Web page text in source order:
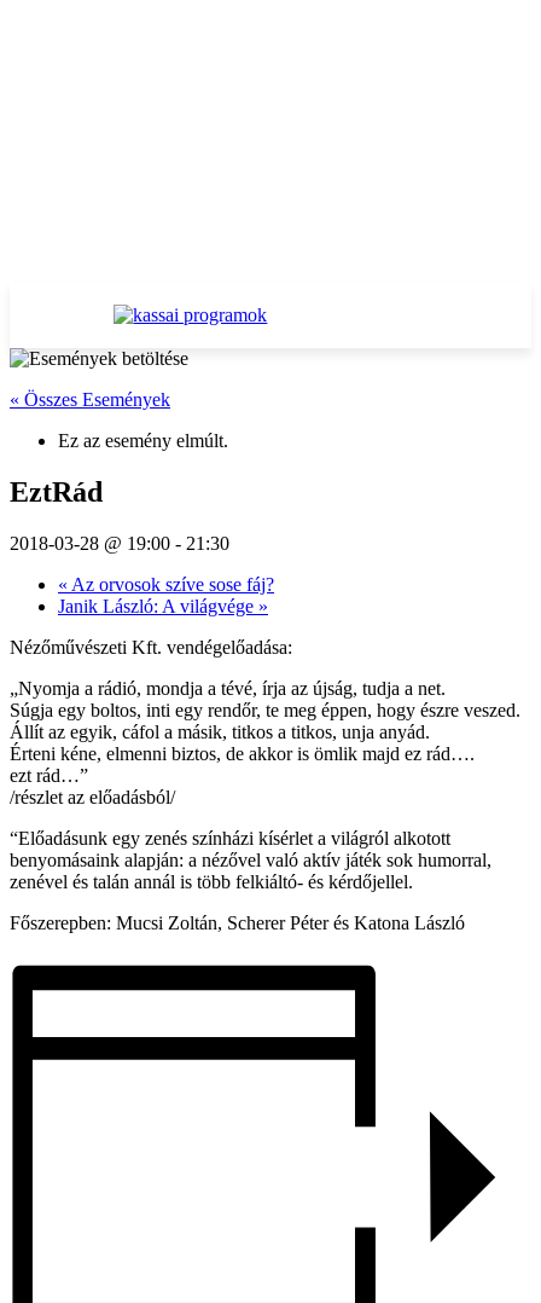
« Összes Események
Ez az esemény elmúlt.
EztRád
2018-03-28 @ 19:00 - 21:30
« Az orvosok szíve sose fáj?
Janik László: A világvége »
Nézőművészeti Kft. vendégelőadása:
„Nyomja a rádió, mondja a tévé, írja az újság, tudja a net.
Súgja egy boltos, inti egy rendőr, te meg éppen, hogy észre veszed.
Állít az egyik, cáfol a másik, titkos a titkos, unja anyád.
Érteni kéne, elmenni biztos, de akkor is ömlik majd ez rád….
ezt rád…”
/részlet az előadásból/
“Előadásunk egy zenés színházi kísérlet a világról alkotott
benyomásaink alapján: a nézővel való aktív játék sok humorral,
zenével és talán annál is több felkiáltó- és kérdőjellel.
Főszerepben: Mucsi Zoltán, Scherer Péter és Katona László